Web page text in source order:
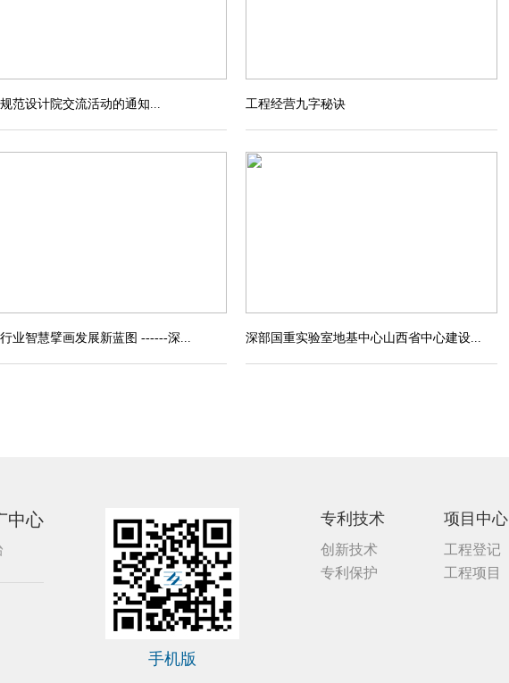
范设计院交流活动的通知... 工程经营九字秘诀
业智慧擘画发展新蓝图 ------深... 深部国重实验室地基中心山西省中心建设...
中心
手机版
专利技术
创新技术
专利保护
项目中心
工程登记
工程项目